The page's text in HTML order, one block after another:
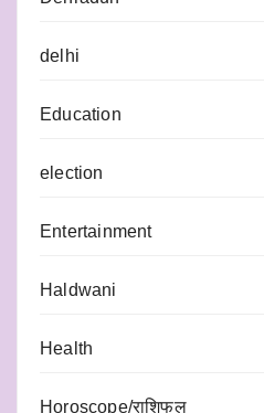
delhi
Education
election
Entertainment
Haldwani
Health
Horoscope/राशिफल